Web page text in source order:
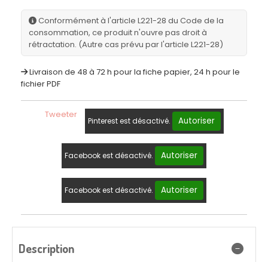
Conformément à l'article L221-28 du Code de la
consommation, ce produit n'ouvre pas droit à
rétractation. (Autre cas prévu par l'article L221-28)
Livraison de 48 à 72 h pour la fiche papier, 24 h pour le
fichier PDF
Tweeter
Pinterest est désactivé. Autoriser
Facebook est désactivé. Autoriser
Facebook est désactivé. Autoriser
Description